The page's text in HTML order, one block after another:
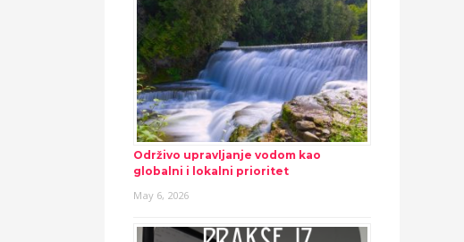
Održivo upravljanje vodom kao
globalni i lokalni prioritet
May 6, 2026